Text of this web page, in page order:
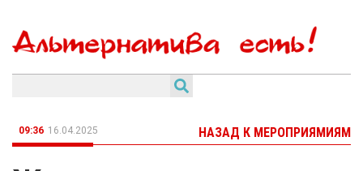
09:36 16.04.2025 НАЗАД К МЕРОПРИЯМИЯМ